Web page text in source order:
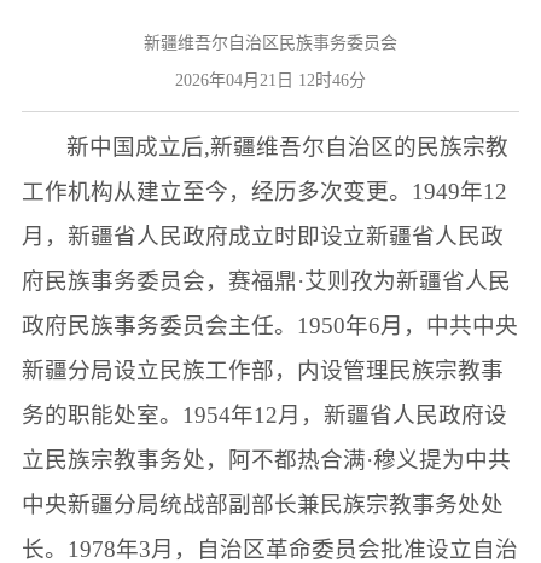
新疆维吾尔自治区民族事务委员会
2026年04月21日 12时46分
新中国成立后,新疆维吾尔自治区的民族宗教
工作机构从建立至今，经历多次变更。1949年12
月，新疆省人民政府成立时即设立新疆省人民政
府民族事务委员会，赛福鼎·艾则孜为新疆省人民
政府民族事务委员会主任。1950年6月，中共中央
新疆分局设立民族工作部，内设管理民族宗教事
务的职能处室。1954年12月，新疆省人民政府设
立民族宗教事务处，阿不都热合满·穆义提为中共
中央新疆分局统战部副部长兼民族宗教事务处处
长。1978年3月，自治区革命委员会批准设立自治